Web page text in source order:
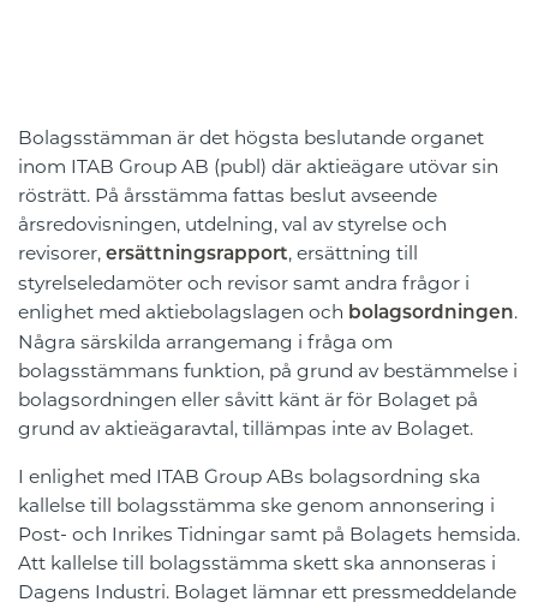
Bolagsstämman är det högsta beslutande organet
inom ITAB Group AB (publ) där aktieägare utövar sin
rösträtt. På årsstämma fattas beslut avseende
årsredovisningen, utdelning, val av styrelse och
revisorer, ersättningsrapport, ersättning till
styrelseledamöter och revisor samt andra frågor i
enlighet med aktiebolagslagen och bolagsordningen.
Några särskilda arrangemang i fråga om
bolagsstämmans funktion, på grund av bestämmelse i
bolagsordningen eller såvitt känt är för Bolaget på
grund av aktieägaravtal, tillämpas inte av Bolaget.
I enlighet med ITAB Group ABs bolagsordning ska
kallelse till bolagsstämma ske genom annonsering i
Post- och Inrikes Tidningar samt på Bolagets hemsida.
Att kallelse till bolagsstämma skett ska annonseras i
Dagens Industri. Bolaget lämnar ett pressmeddelande